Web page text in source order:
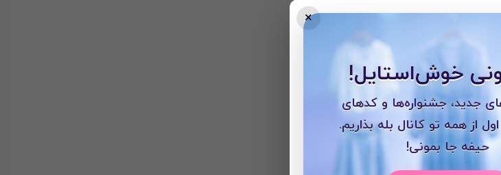
×
خوش‌استایل!
جدید، جشنواره‌ها و کدهای
از همه تو کانال بله بذاریم.
حیفه جا بمونی!